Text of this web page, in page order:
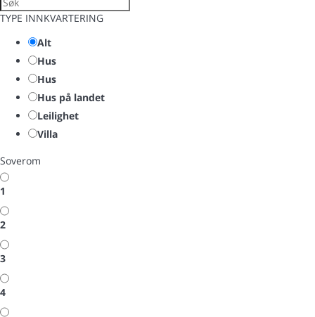
TYPE INNKVARTERING
Alt
Hus
Hus
Hus på landet
Leilighet
Villa
Soverom
1
2
3
4